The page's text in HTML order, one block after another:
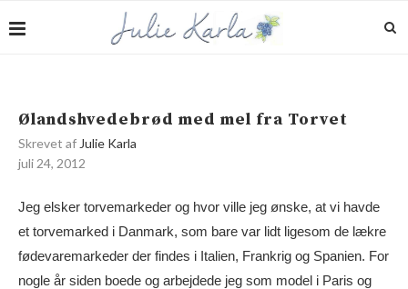
Ølandshvedebrød med mel fra Torvet
Skrevet af Julie Karla
juli 24, 2012
Jeg elsker torvemarkeder og hvor ville jeg ønske, at vi havde
et torvemarked i Danmark, som bare var lidt ligesom de lækre
fødevaremarkeder der findes i Italien, Frankrig og Spanien. For
nogle år siden boede og arbejdede jeg som model i Paris og